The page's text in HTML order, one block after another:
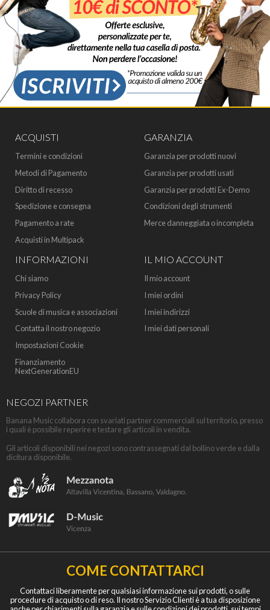
ACQUISTI
Termini e condizioni
Metodi di Pagamento
Diritto di recesso
Spedizione e consegna
Pagamento a rate
Acquisti in Multipack
GARANZIA
Garanzia per prodotti nuovi
Garanzia per prodotti usati
Garanzia per prodotti Ex-Demo
Condizioni degli strumenti
Merce danneggiata o incompleta
INFORMAZIONI
Chi siamo
Privacy Policy
Scuole di musica e associazioni
Contatta il nostro negozio
Impostazioni Cookie
Finanziamento
NextGenerationEU
IL MIO ACCOUNT
Il mio account
I miei ordini
I miei indirizzi
I miei dati personali
NEGOZI PARTNER
Banana Music collabora con svariati partner commerciali sul territorio, presso
i quali è possibile reperire e testare gli articoli in vendita.
Gli articoli disponibili nei negozi sono contrassegnati dal bollino verde e dalla
dicitura disponibile.
COME CONTATTARCI
Contattaci liberamente per qualsiasi informazione sui prodotti, o sulle
procedure di acquisto o di reso. Il nostro Servizio Clienti è a tua disposizione